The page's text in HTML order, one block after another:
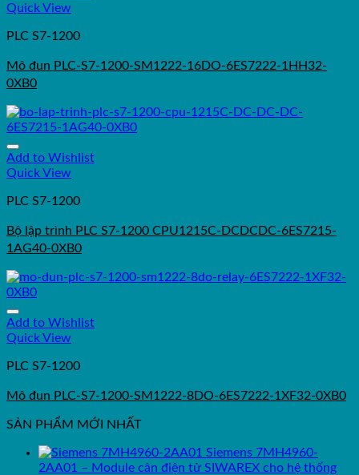
Quick View
PLC S7-1200
Mô đun PLC-S7-1200-SM1222-16DO-6ES7222-1HH32-
0XB0
Add to Wishlist
Quick View
PLC S7-1200
Bộ lập trình PLC S7-1200 CPU1215C-DCDCDC-6ES7215-
1AG40-0XB0
Add to Wishlist
Quick View
PLC S7-1200
Mô đun PLC-S7-1200-SM1222-8DO-6ES7222-1XF32-0XB0
SẢN PHẨM MỚI NHẤT
Siemens 7MH4960-
2AA01 – Module cân điện tử SIWAREX cho hệ thống